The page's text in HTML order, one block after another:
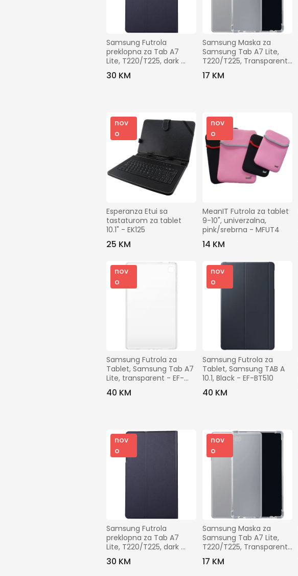
Samsung Futrola
preklopna za Tab A7
Lite, T220/T225, dark
blue - Flip TPU Case
Case Tab A7 Lite
30 KM
Samsung Maska za
Samsung Tab A7 Lite,
T220/T225, Transparent
- TPU Case, Samsung
Tab A7 Lite
17 KM
nov
o
Esperanza Etui sa
tastaturom za tablet
10.1" - EK125
25 KM
nov
o
MeanIT Futrola za tablet
9-10", univerzalna,
pink/srebrna - MFUT4
14 KM
nov
o
Samsung Futrola za
Tablet, Samsung Tab A7
Lite, transparent - EF-
QT220TTEGWW
40 KM
nov
o
Samsung Futrola za
Tablet, Samsung TAB A
10.1, Black - EF-BT510
40 KM
nov
o
Samsung Futrola
preklopna za Tab A7
Lite, T220/T225, dark
blue - Flip TPU Case
Case Tab A7 Lite
30 KM
nov
o
Samsung Maska za
Samsung Tab A7 Lite,
T220/T225, Transparent
- TPU Case, Samsung
Tab A7 Lite
17 KM